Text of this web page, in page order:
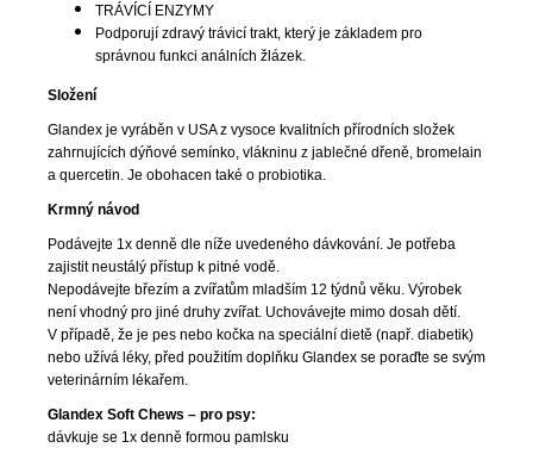
TRÁVÍCÍ ENZYMY
Podporují zdravý trávicí trakt, který je základem pro
správnou funkci análních žlázek.
Složení
Glandex je vyráběn v USA z vysoce kvalitních přírodních složek
zahrnujících dýňové semínko, vlákninu z jablečné dřeně, bromelain
a quercetin. Je obohacen také o probiotika.
Krmný návod
Podávejte 1x denně dle níže uvedeného dávkování. Je potřeba
zajistit neustálý přístup k pitné vodě.
Nepodávejte březím a zvířatům mladším 12 týdnů věku. Výrobek
není vhodný pro jiné druhy zvířat. Uchovávejte mimo dosah dětí.
V případě, že je pes nebo kočka na speciální dietě (např. diabetik)
nebo užívá léky, před použitím doplňku Glandex se poraďte se svým
veterinárním lékařem.
Glandex Soft Chews – pro psy:
dávkuje se 1x denně formou pamlsku